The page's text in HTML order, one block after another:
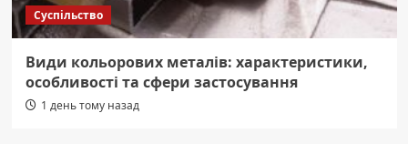
Суспільство
Види кольорових металів: характеристики,
особливості та сфери застосування
1 день тому назад